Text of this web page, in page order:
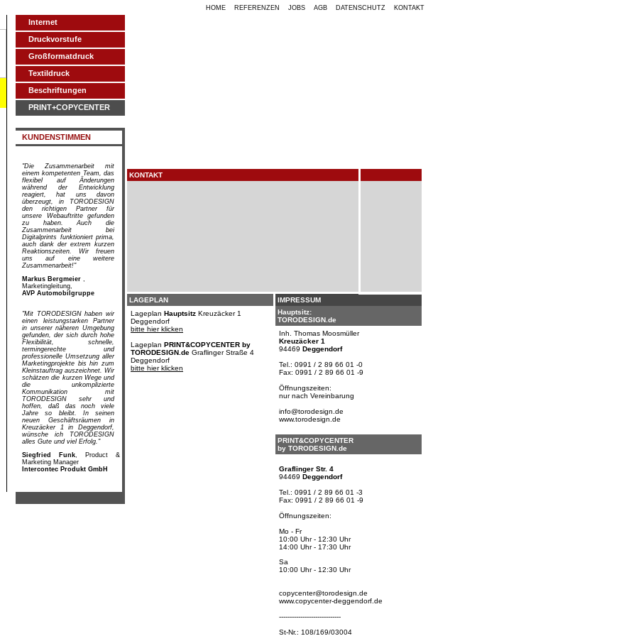
HOME REFERENZEN JOBS AGB DATENSCHUTZ KONTAKT
KONTAKT
LAGEPLAN
Lageplan Hauptsitz Kreuzäcker 1
Deggendorf
bitte hier klicken
Lageplan PRINT&COPYCENTER by
TORODESIGN.de Graflinger Straße 4
Deggendorf
bitte hier klicken
IMPRESSUM
Hauptsitz:
TORODESIGN.de
Inh. Thomas Moosmüller
Kreuzäcker 1
94469 Deggendorf
Tel.: 0991 / 2 89 66 01 -0
Fax: 0991 / 2 89 66 01 -9
Öffnungszeiten:
nur nach Vereinbarung
info@torodesign.de
www.torodesign.de
PRINT&COPYCENTER
by TORODESIGN.de
Graflinger Str. 4
94469 Deggendorf
Tel.: 0991 / 2 89 66 01 -3
Fax: 0991 / 2 89 66 01 -9
Öffnungszeiten:
Mo - Fr
10:00 Uhr - 12:30 Uhr
14:00 Uhr - 17:30 Uhr
Sa
10:00 Uhr - 12:30 Uhr
copycenter@torodesign.de
www.copycenter-deggendorf.de
-----------------------------
St-Nr.: 108/169/03004
Internet
Druckvorstufe
Großformatdruck
Textildruck
Beschriftungen
PRINT+COPYCENTER
KUNDENSTIMMEN
"Die Zusammenarbeit mit
einem kompetenten Team, das
flexibel auf Änderungen
während der Entwicklung
reagiert, hat uns davon
überzeugt, in TORODESIGN
den richtigen Partner für
unsere Webauftritte gefunden
zu haben. Auch die
Zusammenarbeit bei
Digitalprints funktioniert prima,
auch dank der extrem kurzen
Reaktionszeiten. Wir freuen
uns auf eine weitere
Zusammenarbeit!"
Markus Bergmeier ,
Marketingleitung,
AVP Automobilgruppe
"Mit TORODESIGN haben wir
einen leistungstarken Partner
in unserer näheren Umgebung
gefunden, der sich durch hohe
Flexibilität, schnelle,
termingerechte und
professionelle Umsetzung aller
Marketingprojekte bis hin zum
Kleinstauftrag auszeichnet. Wir
schätzen die kurzen Wege und
die unkomplizierte
Kommunikation mit
TORODESIGN sehr und
hoffen, daß das noch viele
Jahre so bleibt. In seinen
neuen Geschäftsräumen in
Kreuzäcker 1 in Deggendorf,
wünsche ich TORODESIGN
alles Gute und viel Erfolg."
Siegfried Funk, Product &
Marketing Manager
Intercontec Produkt GmbH